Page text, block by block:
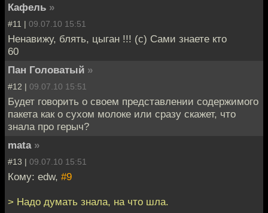
Кафель »
#11 | 09.07.10 15:51
Ненавижу, блять, цыган !!! (с) Сами знаете кто
60
Пан Головатый »
#12 | 09.07.10 15:51
Будет говорить о своем представлении содержимого
пакета как о сухом молоке или сразу скажет, что
знала про герыч?
mata »
#13 | 09.07.10 15:51
Кому: edw, #9
> Надо думать знала, на что шла.